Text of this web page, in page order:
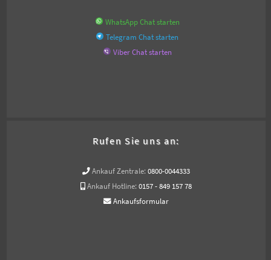
WhatsApp Chat starten
Telegram Chat starten
Viber Chat starten
Rufen Sie uns an:
Ankauf Zentrale: 0800-0044333
Ankauf Hotline: 0157 - 849 157 78
Ankaufsformular